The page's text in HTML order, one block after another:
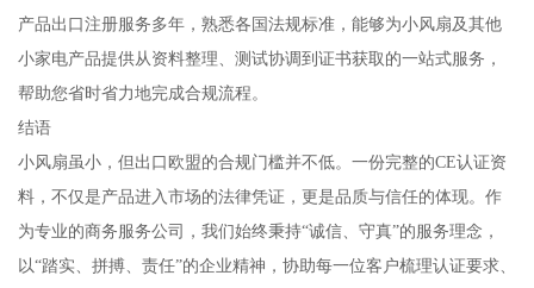
产品出口注册服务多年，熟悉各国法规标准，能够为小风扇及其他
小家电产品提供从资料整理、测试协调到证书获取的一站式服务，
帮助您省时省力地完成合规流程。
结语
小风扇虽小，但出口欧盟的合规门槛并不低。一份完整的CE认证资
料，不仅是产品进入市场的法律凭证，更是品质与信任的体现。作
为专业的商务服务公司，我们始终秉持“诚信、守真”的服务理念，
以“踏实、拼搏、责任”的企业精神，协助每一位客户梳理认证要求、